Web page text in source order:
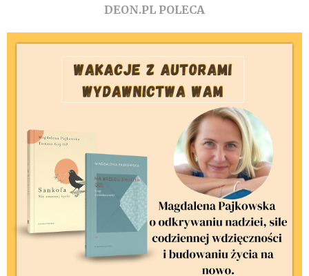
DEON.PL POLECA